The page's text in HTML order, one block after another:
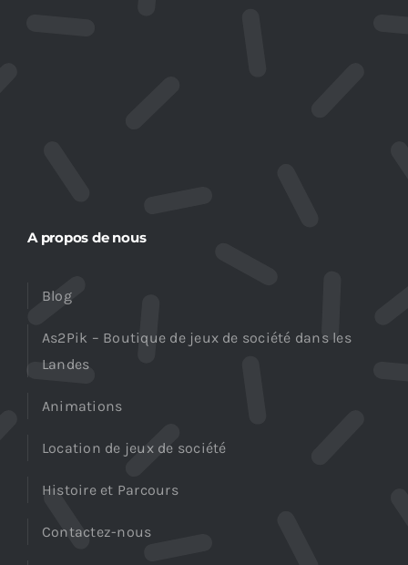
A propos de nous
Blog
As2Pik – Boutique de jeux de société dans les
Landes
Animations
Location de jeux de société
Histoire et Parcours
Contactez-nous